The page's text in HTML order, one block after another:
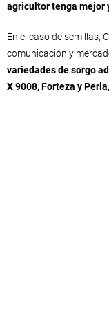
agricultor tenga mejor
En el caso de semillas,
comunicación y
variedades de sorgo
X 9008, Forteza y Perla,